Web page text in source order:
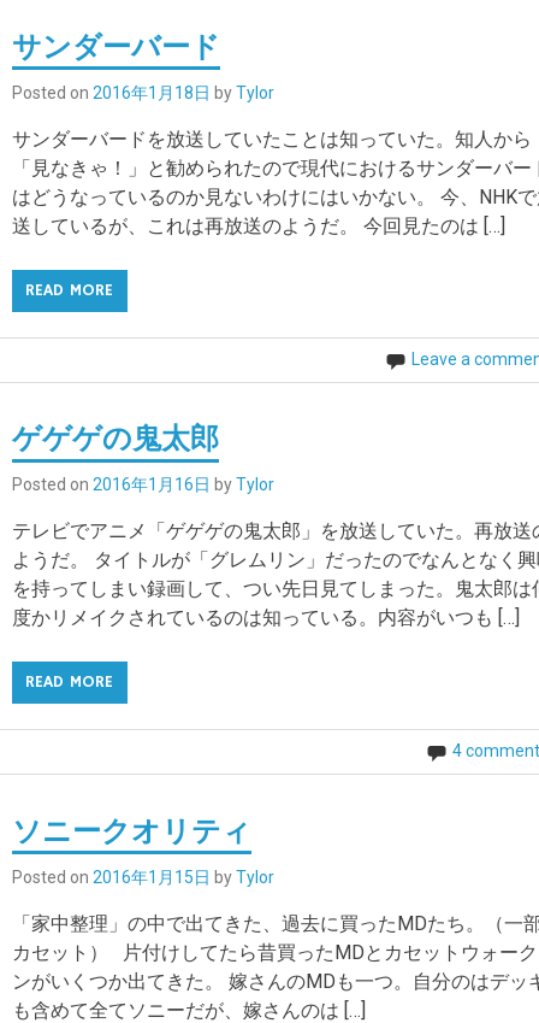
サンダーバード
Posted on2016年1月18日 byTylor
サンダーバードを放送していたことは知っていた。知人から
「見なきゃ！」と勧められたので現代におけるサンダーバー
はどうなっているのか見ないわけにはいかない。 今、NHK
送しているが、これは再放送のようだ。 今回見たのは […]
READ MORE
Leave a
ゲゲゲの鬼太郎
Posted on2016年1月16日 byTylor
テレビでアニメ「ゲゲゲの鬼太郎」を放送していた。再放送
ようだ。 タイトルが「グレムリン」だったのでなんとなく
を持ってしまい録画して、つい先日見てしまった。鬼太郎は
度かリメイクされているのは知っている。内容がいつも […]
READ MORE
4
ソニークオリティ
Posted on2016年1月15日 byTylor
「家中整理」の中で出てきた、過去に買ったMDたち。（一
カセット） 片付けしてたら昔買ったMDとカセットウォー
ンがいくつか出てきた。 嫁さんのMDも一つ。自分のはデッ
も含めて全てソニーだが、嫁さんのは […]